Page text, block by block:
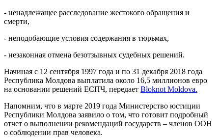
- ненадлежащее расследование жестокого обращения и
смерти,
- неподобающие условия содержания в тюрьмах,
- незаконная отмена безотзывных судебных решений.
Начиная с 12 сентября 1997 года и по 31 декабря 2018 года
Республика Молдова выплатила около 16,5 миллионов евро
на основании решений ЕСПЧ, передает Bloknot Moldova.
Напомним, что в марте 2019 года Министерство юстиции
Республики Молдова заявило о том, что готовит подробный
отчет о выполнении рекомендаций государств – членов ООН
о соблюдении прав человека.